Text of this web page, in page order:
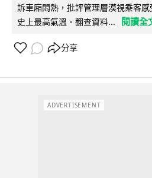
訴車廂悶熱，批評管理層漠視乘客
史上最高氣溫。翻查資料...
閱讀全
分享
ADVERTISEMENT